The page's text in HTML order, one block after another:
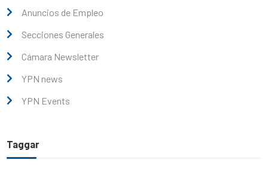
Anuncios de Empleo
Secciones Generales
Cámara Newsletter
YPN news
YPN Events
Taggar